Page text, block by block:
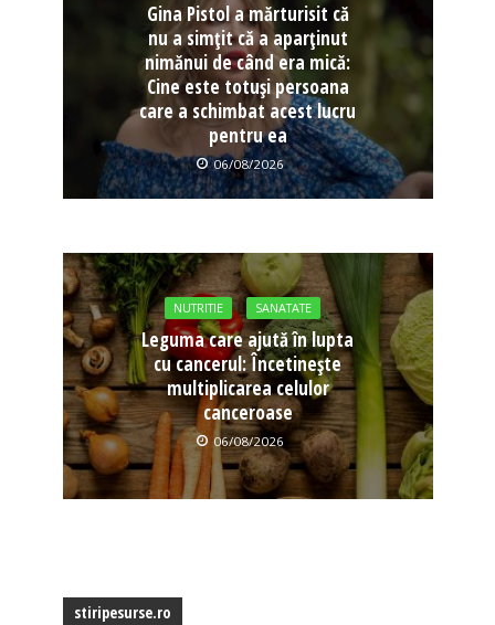
Gina Pistol a mărturisit că
nu a simțit că a aparținut
nimănui de când era mică:
Cine este totuși persoana
care a schimbat acest lucru
pentru ea
06/08/2026
NUTRITIE SANATATE
Leguma care ajută în lupta
cu cancerul: Încetinește
multiplicarea celulor
canceroase
06/08/2026
stiripesurse.ro